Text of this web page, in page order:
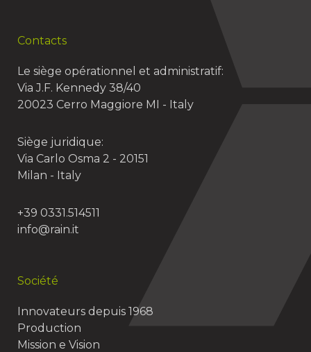
Contacts
Le siège opérationnel et administratif:
Via J.F. Kennedy 38/40
20023 Cerro Maggiore MI - Italy
Siège juridique:
Via Carlo Osma 2 - 20151
Milan - Italy
+39 0331.514511
info@rain.it
Société
Innovateurs depuis 1968
Production
Mission e Vision